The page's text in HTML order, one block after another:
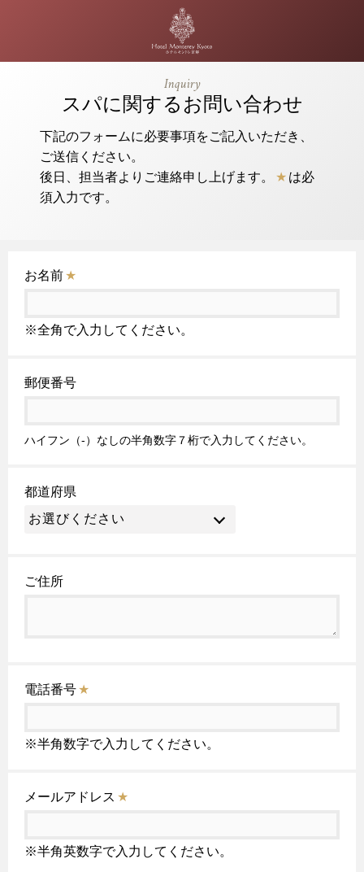
Inquiry
スパに関するお問い合わせ
下記のフォームに必要事項をご記入いただき、
ご送信ください。
後日、担当者よりご連絡申し上げます。
★ は必
須入力です。
お名前★
※全角で入力してください。
郵便番号
ハイフン（-）なしの半角数字７桁で入力してください。
都道府県
ご住所
電話番号★
※半角数字で入力してください。
メールアドレス ★
※半角英数字で入力してください。